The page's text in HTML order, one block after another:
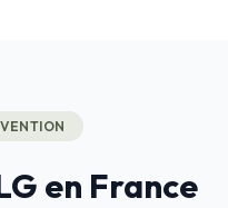
en France